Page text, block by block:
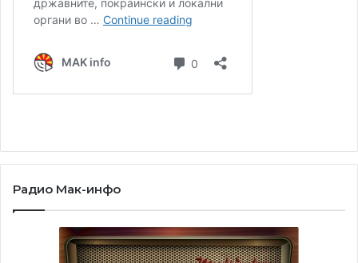
Радио Мак-инфо